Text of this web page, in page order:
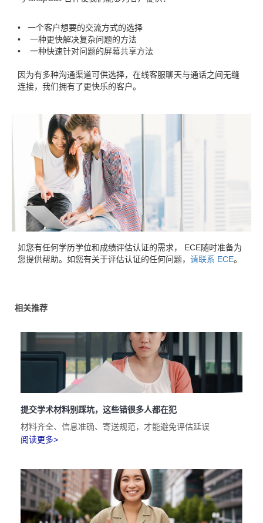
• 一个客户想要的交流方式的选择
• 一种更快解决复杂问题的方法
• 一种快速针对问题的屏幕共享方法
因为有多种沟通渠道可供选择，在线客服聊天与通话之间无缝
连接，我们拥有了更快乐的客户。
如您有任何学历学位和成绩评估认证的需求， ECE随时准备为
您提供帮助。如您有关于评估认证的任何问题， 请联系 ECE。
相关推荐
提交学术材料别踩坑，这些错很多人都在犯
材料齐全、信息准确、寄送规范，才能避免评估延误
阅读更多>